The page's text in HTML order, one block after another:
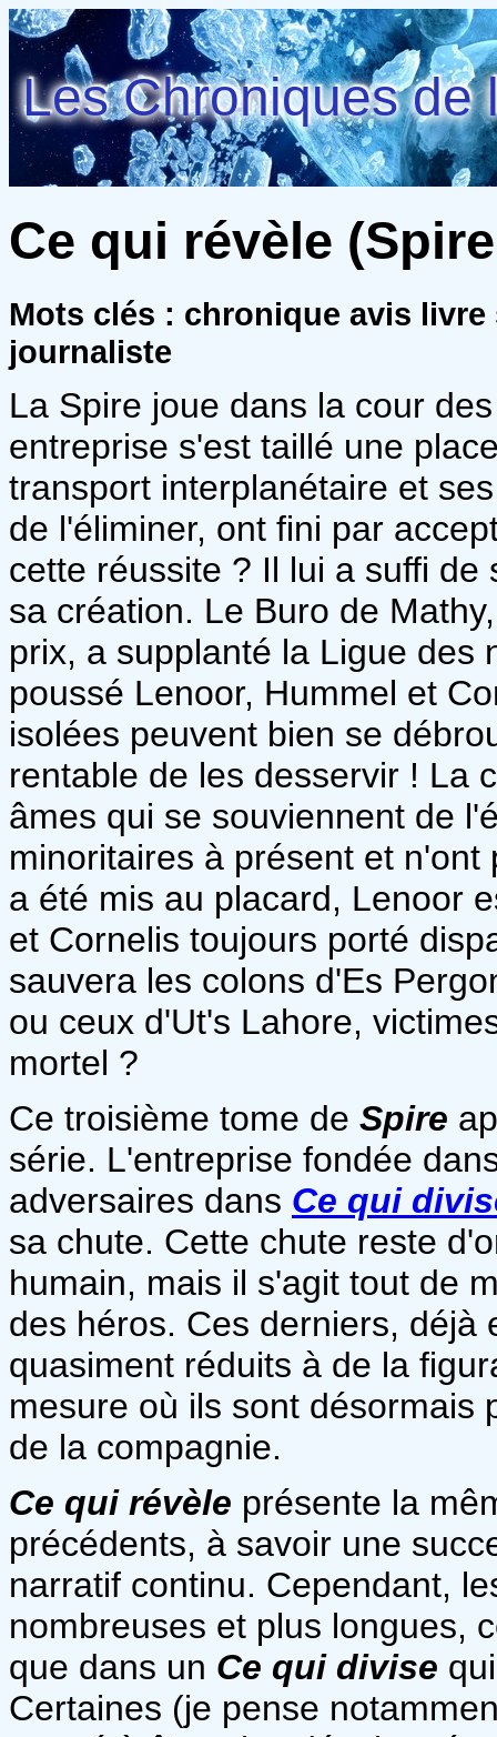
Les Chroniques de
Ce qui révèle
Mots clés : chronique avis
journaliste
La Spire joue dans la cour
entreprise s'est taillé une
transport interplanétaire et
de l'éliminer, ont fini par
cette réussite ? Il lui a suffi
sa création. Le Buro de
prix, a supplanté la Ligue des
poussé Lenoor, Hummel et
isolées peuvent bien se
rentable de les desservir ! La
âmes qui se souviennent de
minoritaires à présent et
a été mis au placard, Lenoor
et Cornelis toujours porté
sauvera les colons d'Es
ou ceux d'Ut's Lahore,
mortel ?
Ce troisième tome de Spire
série. L'entreprise fondée
adversaires dans Ce qui
sa chute. Cette chute reste
humain, mais il s'agit tout de
des héros. Ces derniers, déjà
quasiment réduits à de la
mesure où ils sont désormais
de la compagnie.
Ce qui révèle présente la
précédents, à savoir une
narratif continu. Cependant,
nombreuses et plus longues,
que dans un Ce qui divise
Certaines (je pense